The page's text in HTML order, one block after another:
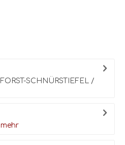
SCHNÜRSTIEFEL /
mehr